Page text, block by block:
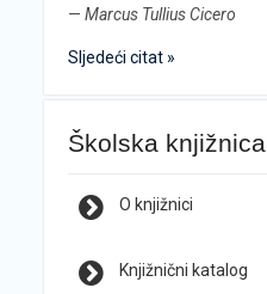
— Marcus Tullius Cicero
Sljedeći citat »
Školska knjižnica
O knjižnici
Knjižnični katalog